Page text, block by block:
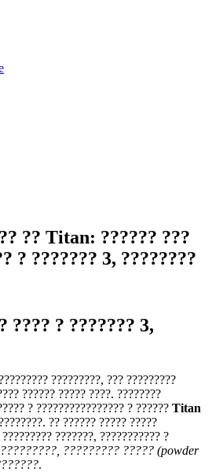
?? Titan: ?????? ???
? ??????? 3, ????????
???? ? ??????? 3,
?????????, ??? ?????????
?????? ????? ????. ????????
? ???????????????? ? ?????? Titan
?? ?????? ????? ?????
???????, ??????????? ?
????????? ????? (powder
.